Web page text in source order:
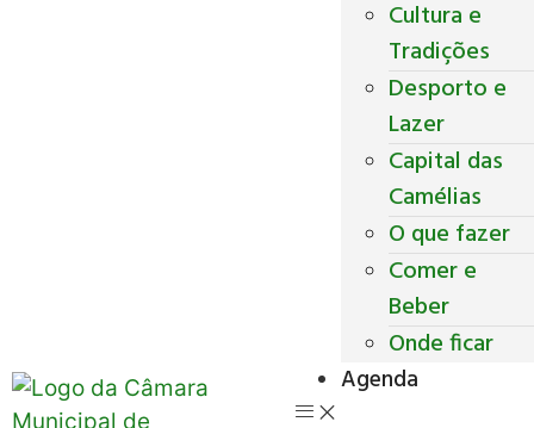
Cultura e
Tradições
Desporto e
Lazer
Capital das
Camélias
O que fazer
Comer e
Beber
Onde ficar
Agenda